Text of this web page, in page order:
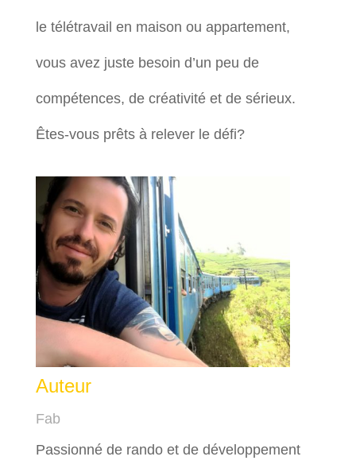
le télétravail en maison ou appartement,
vous avez juste besoin d’un peu de
compétences, de créativité et de sérieux.
Êtes-vous prêts à relever le défi?
Auteur
Fab
Passionné de rando et de développement